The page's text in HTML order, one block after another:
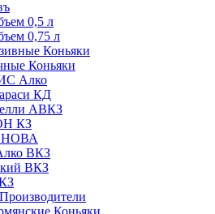
0,5 л
0,75 л
Коньяки
Коньяки
Алко
КД
АВКЗ
КЗ
ВКЗ
ВКЗ
Коньяки